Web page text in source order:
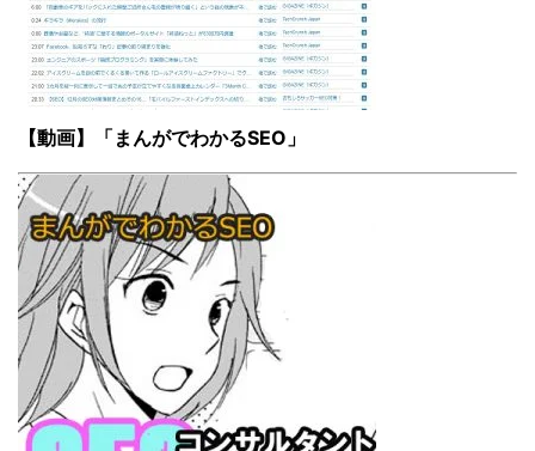
【動画】「まんがでわかるSEO」